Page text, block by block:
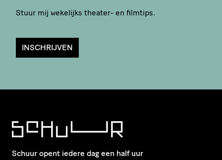
Stuur mij wekelijks theater- en filmtips.
INSCHRIJVEN
Schuur opent iedere dag een half uur